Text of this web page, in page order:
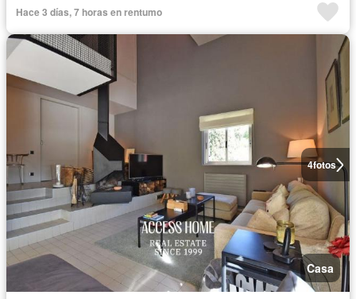
Hace 3 días, 7 horas en rentumo
4fotos
Casa